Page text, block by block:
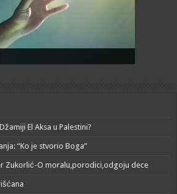
El Aksa u Palestini?
“Ko je stvorio Boga”
Zukorlić-O moralu,porodici,odgoju dece